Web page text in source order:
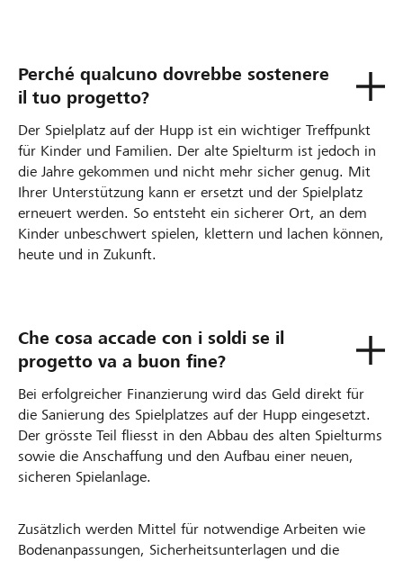
Perché qualcuno dovrebbe sostenere
il tuo progetto?
Der Spielplatz auf der Hupp ist ein wichtiger Treffpunkt
für Kinder und Familien. Der alte Spielturm ist jedoch in
die Jahre gekommen und nicht mehr sicher genug. Mit
Ihrer Unterstützung kann er ersetzt und der Spielplatz
erneuert werden. So entsteht ein sicherer Ort, an dem
Kinder unbeschwert spielen, klettern und lachen können,
heute und in Zukunft.
Che cosa accade con i soldi se il
progetto va a buon fine?
Bei erfolgreicher Finanzierung wird das Geld direkt für
die Sanierung des Spielplatzes auf der Hupp eingesetzt.
Der grösste Teil fliesst in den Abbau des alten Spielturms
sowie die Anschaffung und den Aufbau einer neuen,
sicheren Spielanlage.
Zusätzlich werden Mittel für notwendige Arbeiten wie
Bodenanpassungen, Sicherheitsunterlagen und die